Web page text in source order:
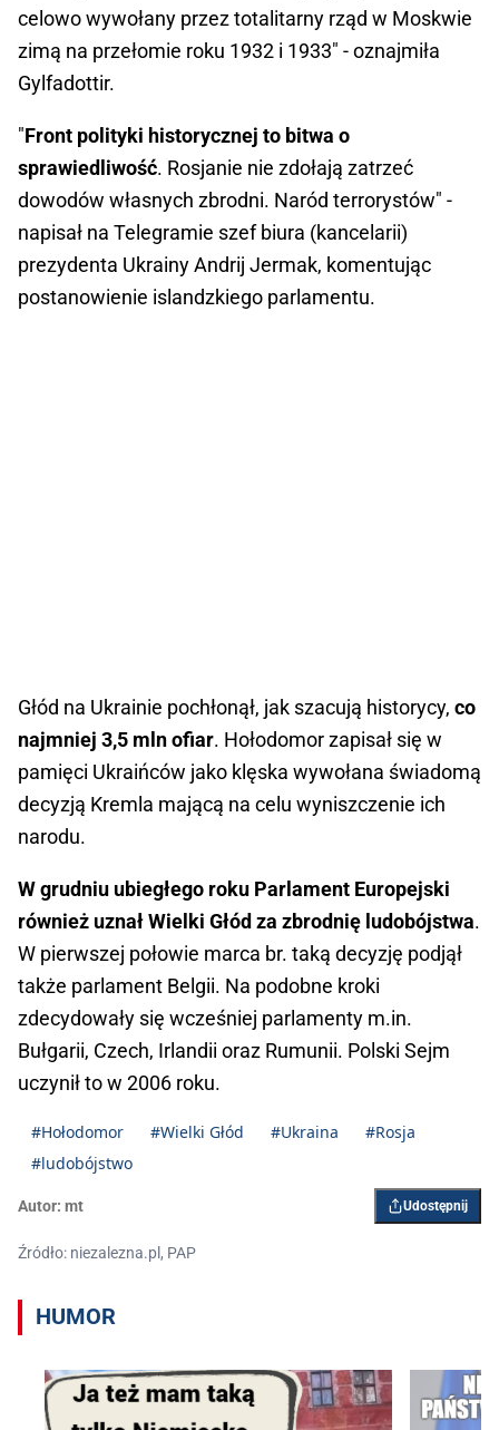
celowo wywołany przez totalitarny rząd w Moskwie
zimą na przełomie roku 1932 i 1933" - oznajmiła
Gylfadottir.
"Front polityki historycznej to bitwa o
sprawiedliwość. Rosjanie nie zdołają zatrzeć
dowodów własnych zbrodni. Naród terrorystów" -
napisał na Telegramie szef biura (kancelarii)
prezydenta Ukrainy Andrij Jermak, komentując
postanowienie islandzkiego parlamentu.
Głód na Ukrainie pochłonął, jak szacują historycy, co
najmniej 3,5 mln ofiar. Hołodomor zapisał się w
pamięci Ukraińców jako klęska wywołana świadomą
decyzją Kremla mającą na celu wyniszczenie ich
narodu.
W grudniu ubiegłego roku Parlament Europejski
również uznał Wielki Głód za zbrodnię ludobójstwa.
W pierwszej połowie marca br. taką decyzję podjął
także parlament Belgii. Na podobne kroki
zdecydowały się wcześniej parlamenty m.in.
Bułgarii, Czech, Irlandii oraz Rumunii. Polski Sejm
uczynił to w 2006 roku.
#Hołodomor #Wielki Głód #Ukraina
#Rosja
#ludobójstwo
Autor: mt Udostępnij
Źródło: niezalezna.pl, PAP
HUMOR